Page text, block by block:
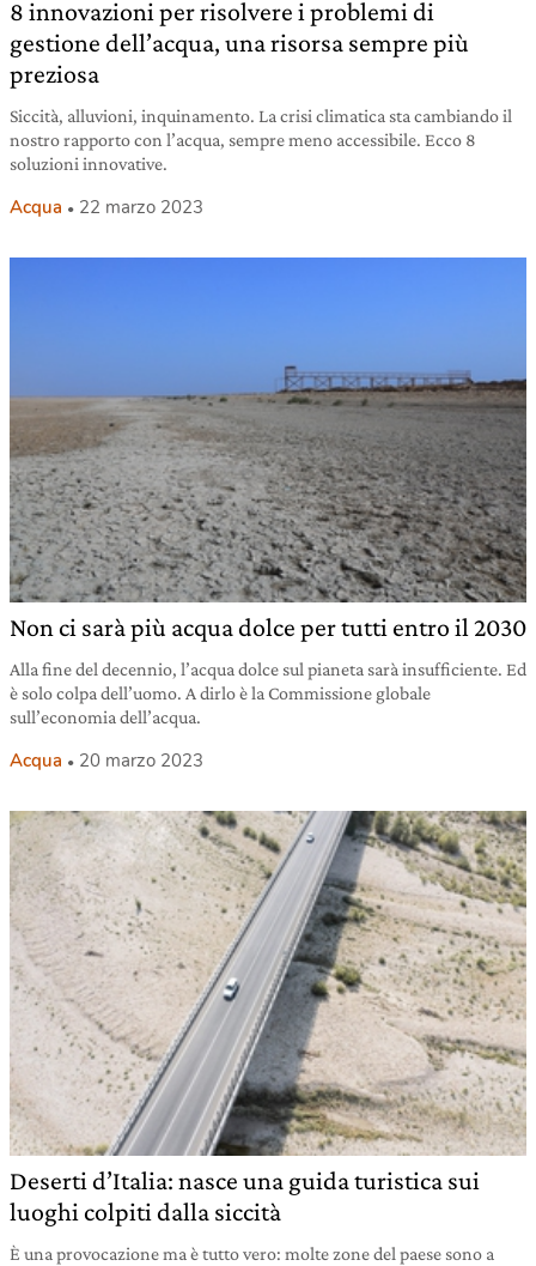
8 innovazioni per risolvere i problemi di
gestione dell’acqua, una risorsa sempre più
preziosa
Siccità, alluvioni, inquinamento. La crisi climatica sta cambiando il
nostro rapporto con l’acqua, sempre meno accessibile. Ecco 8
soluzioni innovative.
Acqua 22 marzo 2023
Non ci sarà più acqua dolce per tutti entro il 2030
Alla fine del decennio, l’acqua dolce sul pianeta sarà insufficiente. Ed
è solo colpa dell’uomo. A dirlo è la Commissione globale
sull’economia dell’acqua.
Acqua 20 marzo 2023
Deserti d’Italia: nasce una guida turistica sui
luoghi colpiti dalla siccità
È una provocazione ma è tutto vero: molte zone del paese sono a